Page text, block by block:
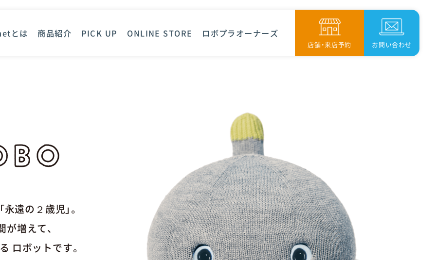
とは 商品紹介 PICK UP ONLINE STORE ロボプラオーナーズ
店舗・来店予約 お問い合わせ
永遠の２歳児」。
増えて、
ロボットです。